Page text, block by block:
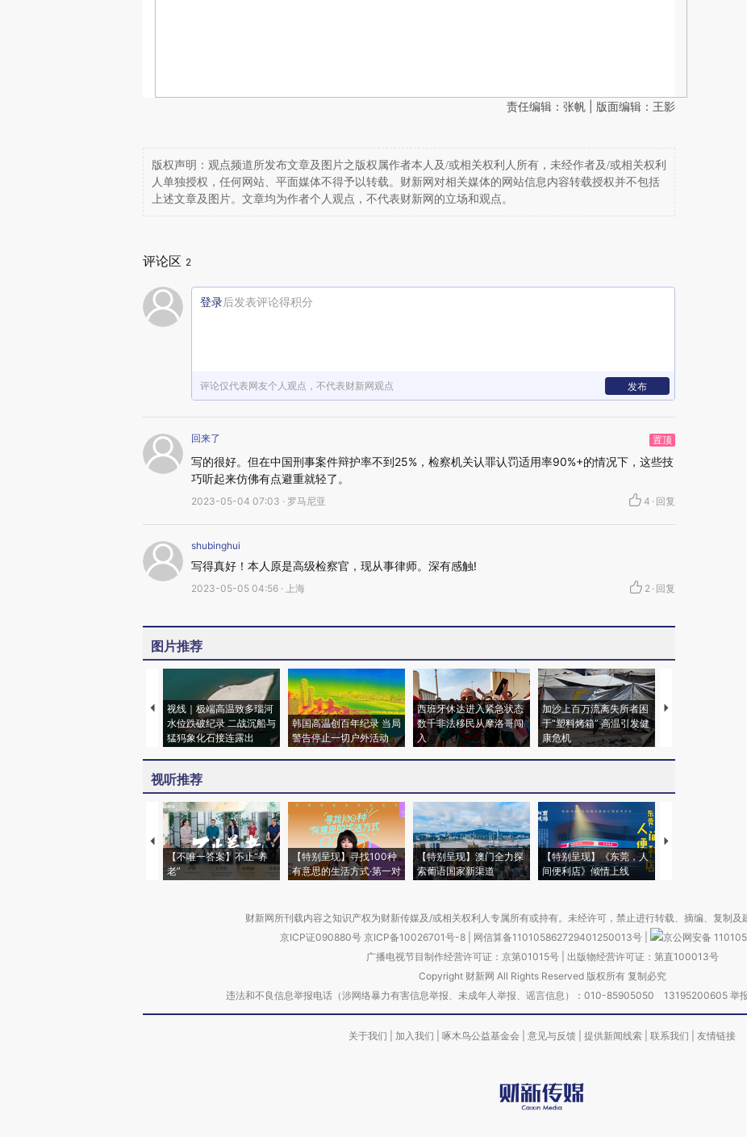
责任编辑：张帆 | 版面编辑：王影
版权声明：观点频道所发布文章及图片之版权属作者本人及/或相关权利人所有，未经作者及/或相关权利
人单独授权，任何网站、平面媒体不得予以转载。财新网对相关媒体的网站信息内容转载授权并不包括
上述文章及图片。文章均为作者个人观点，不代表财新网的立场和观点。
评论区 2
登录后发表评论得积分
评论仅代表网友个人观点，不代表财新网观点 发布
回来了 置顶
写的很好。但在中国刑事案件辩护率不到25%，检察机关认罪认罚适用率90%+的情况下，这些技
巧听起来仿佛有点避重就轻了。
2023-05-04 07:03 · 罗马尼亚 4 · 回复
shubinghui
写得真好！本人原是高级检察官，现从事律师。深有感触!
2023-05-05 04:56 · 上海 2 · 回复
图片推荐
视线｜极端高温致多瑙河
水位跌破纪录 二战沉船与
猛犸象化石接连露出
韩国高温创百年纪录 当局
警告停止一切户外活动
西班牙休达进入紧急状态
数千非法移民从摩洛哥闯
入
加沙上百万流离失所者困
于“塑料烤箱” 高温引发健
康危机
视线｜HYROX的吸
视听推荐
【不唯一答案】不止“养
老”
【特别呈现】寻找100种
有意思的生活方式·第一对
【特别呈现】澳门全力探
索葡语国家新渠道
【特别呈现】《东莞，人
间便利店》倾情上线
【推广】走进第四
财新网所刊载内容之知识产权为财新传媒及/或相关权利人专属所有或持有。未经许可，禁止进行转载、摘编、复制及
京ICP证090880号 京ICP备10026701号-8 网信算备110105862729401250013号
京公网安备
广播电视节目制作经营许可证：京第01015号| 出版物经营许可证：第直100013号
Copyright 财新网 All Rights Reserved 版权所有 复制必究
违法和不良信息举报电话（涉网络暴力有害信息举报、未成年人举报、谣言信息）：010-85905050 13195200605 举
关于我们 加入我们 啄木鸟公益基金会 意见与反馈 提供新闻线索 联系我们 友情链接